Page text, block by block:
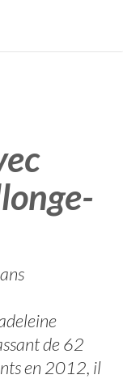
de 62
en 2012, il